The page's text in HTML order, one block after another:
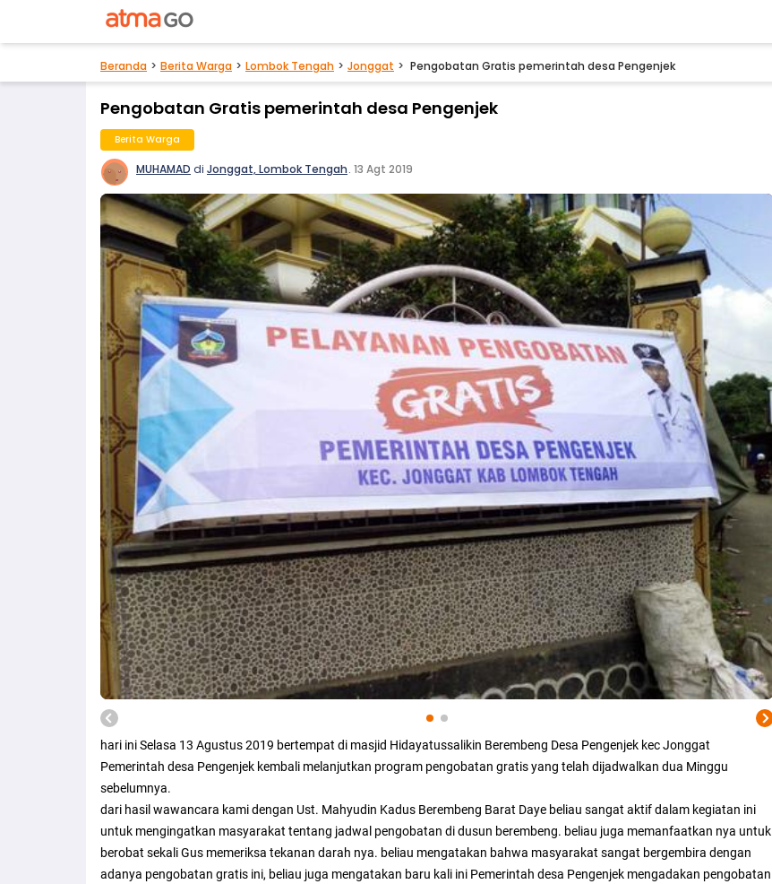
Beranda Berita Warga Lombok Tengah Jonggat Pengobatan Gratis pemerintah desa Pengenjek
Pengobatan Gratis pemerintah desa Pengenjek
Berita Warga
MUHAMAD di Jonggat, Lombok Tengah. 13 Agt 2019
hari ini Selasa 13 Agustus 2019 bertempat di masjid Hidayatussalikin Berembeng Desa Pengenjek kec Jonggat
Pemerintah desa Pengenjek kembali melanjutkan program pengobatan gratis yang telah dijadwalkan dua Minggu
sebelumnya.
dari hasil wawancara kami dengan Ust. Mahyudin Kadus Berembeng Barat Daye beliau sangat aktif dalam kegiatan ini
untuk mengingatkan masyarakat tentang jadwal pengobatan di dusun berembeng. beliau juga memanfaatkan nya untuk
berobat sekali Gus memeriksa tekanan darah nya. beliau mengatakan bahwa masyarakat sangat bergembira dengan
adanya pengobatan gratis ini, beliau juga mengatakan baru kali ini Pemerintah desa Pengenjek mengadakan pengobatan